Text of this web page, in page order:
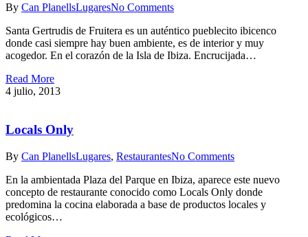
By Can PlanellsLugaresNo Comments
Santa Gertrudis de Fruitera es un auténtico pueblecito ibicenco
donde casi siempre hay buen ambiente, es de interior y muy
acogedor. En el corazón de la Isla de Ibiza. Encrucijada…
Read More
4 julio, 2013
Locals Only
By Can PlanellsLugares, RestaurantesNo Comments
En la ambientada Plaza del Parque en Ibiza, aparece este nuevo
concepto de restaurante conocido como Locals Only donde
predomina la cocina elaborada a base de productos locales y
ecológicos…